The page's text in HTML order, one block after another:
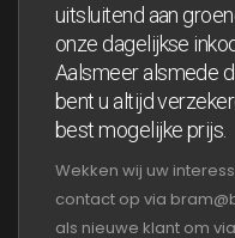
uitsluitend aan
onze dagelijkse
Aalsmeer alsmede
bent u altijd
best mogelijke prijs.
Wekken wij uw
contact op via
als nieuwe klant om